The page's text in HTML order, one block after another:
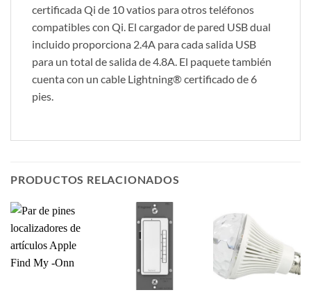
certificada Qi de 10 vatios para otros teléfonos
compatibles con Qi. El cargador de pared USB dual
incluido proporciona 2.4A para cada salida USB
para un total de salida de 4.8A. El paquete también
cuenta con un cable Lightning® certificado de 6
pies.
PRODUCTOS RELACIONADOS